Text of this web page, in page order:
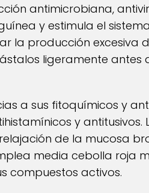
antimicrobiana,
y estimula el
la producción excesiva
ligeramente antes
a sus fitoquímicos y
y antitusivos.
de la mucosa
media cebolla roja
compuestos activos.